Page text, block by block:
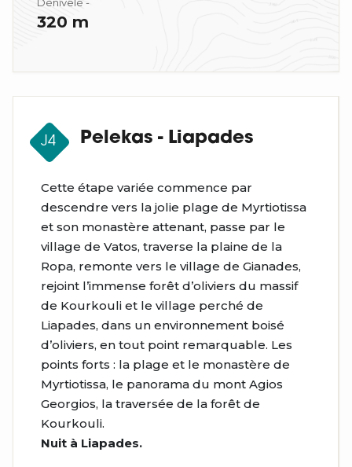
Dénivelé -
320 m
J4 Pelekas - Liapades
Cette étape variée commence par
descendre vers la jolie plage de Myrtiotissa
et son monastère attenant, passe par le
village de Vatos, traverse la plaine de la
Ropa, remonte vers le village de Gianades,
rejoint l’immense forêt d’oliviers du massif
de Kourkouli et le village perché de
Liapades, dans un environnement boisé
d’oliviers, en tout point remarquable. Les
points forts : la plage et le monastère de
Myrtiotissa, le panorama du mont Agios
Georgios, la traversée de la forêt de
Kourkouli.
Nuit à Liapades.